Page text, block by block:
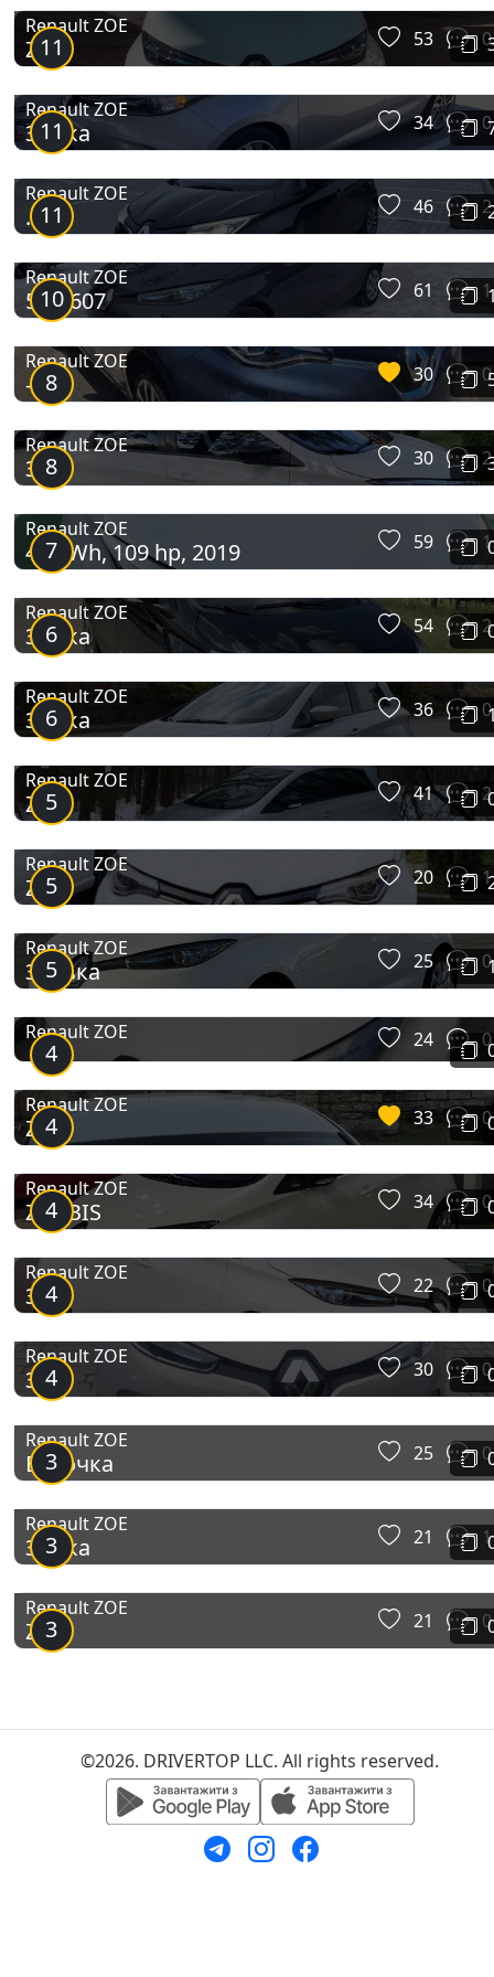
11
Renault ZOE
Zoe 53 0
11
Renault ZOE
Зойка 34 0
11
Renault ZOE
….. 46 2
10
Renault ZOE
5AQ607 61 1
8
Renault ZOE
- 30 0
8
Renault ZOE
Зоі 30 2
7
Renault ZOE
41 kWh, 109 hp, 2019 59 1
6
Renault ZOE
Зойка 54 2
6
Renault ZOE
Зойка 36 0
5
Renault ZOE
Zoe 41 2
5
Renault ZOE
Zoe 20 1
5
Renault ZOE
Зоська 25 0
4
Renault ZOE 24 0
4
Renault ZOE
Zoe 33 0
4
Renault ZOE
ZOEBIS 34 0
4
Renault ZOE
Зоя 22 0
4
Renault ZOE
Зря 30 0
3
Renault ZOE
Бубочка 25 0
3
Renault ZOE
Зойка 21 1
3
Renault ZOE
Zoe 21 0
©2026. DRIVERTOP LLC. All rights reserved.